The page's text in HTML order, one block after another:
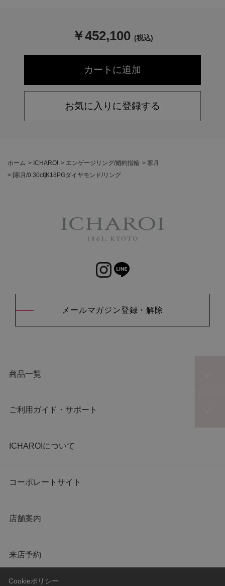
￥452,100 (税込)
お気に入りに登録する
ホーム > ICHAROI > エンゲージリング/婚約指輪 > 寒月
> [寒月/0.30ct]K18PGダイヤモンド/リング
メールマガジン登録・解除
商品一覧
ご利用ガイド・サポート
ICHAROIについて
コーポレートサイト
店舗案内
来店予約
Cookieポリシー